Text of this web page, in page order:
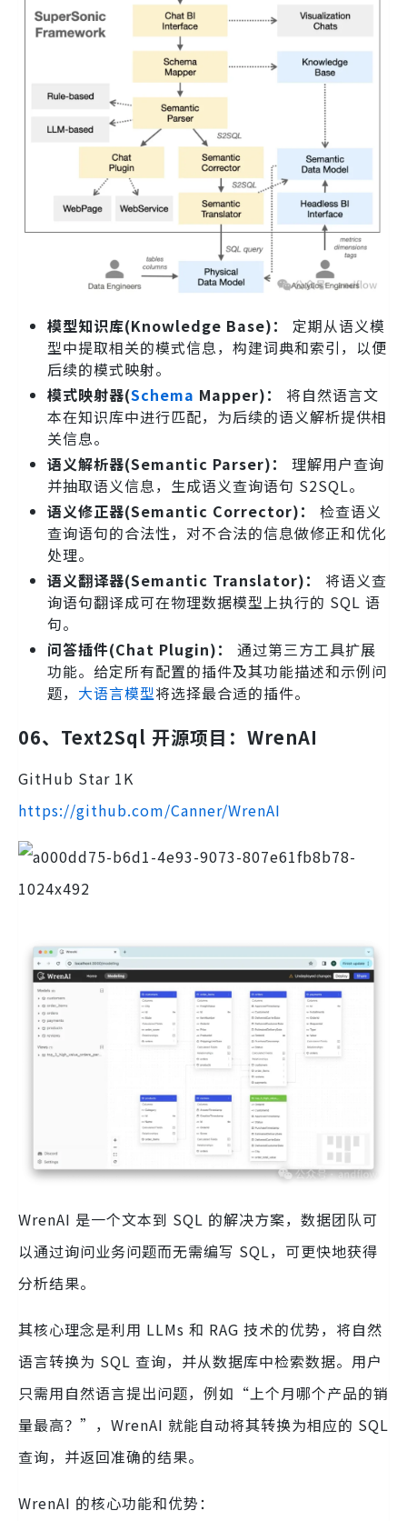
模型知识库(Knowledge Base)：
定期从语义模
型中提取相关的模式信息，构建词典和索引，以便
后续的模式映射。
模式映射器(Schema Mapper)：
将自然语言文
本在知识库中进行匹配，为后续的语义解析提供相
关信息。
语义解析器(Semantic Parser)：
理解用户查询
并抽取语义信息，生成语义查询语句 S2SQL。
语义修正器(Semantic Corrector)：
检查语义
查询语句的合法性，对不合法的信息做修正和优化
处理。
语义翻译器(Semantic Translator)：
将语义查
询语句翻译成可在物理数据模型上执行的 SQL 语
句。
问答插件(Chat Plugin)：
通过第三方工具扩展
功能。给定所有配置的插件及其功能描述和示例问
题， 大语言模型将选择最合适的插件。
06、Text2Sql 开源项目：WrenAI
GitHub Star 1K
https://github.com/Canner/WrenAI
WrenAI 是一个文本到 SQL 的解决方案，数据团队可
以通过询问业务问题而无需编写 SQL，可更快地获得
分析结果。
其核心理念是利用 LLMs 和 RAG 技术的优势，将自然
语言转换为 SQL 查询，并从数据库中检索数据。用户
只需用自然语言提出问题，例如“上个月哪个产品的销
量最高？”，WrenAI 就能自动将其转换为相应的 SQL
查询，并返回准确的结果。
WrenAI 的核心功能和优势：